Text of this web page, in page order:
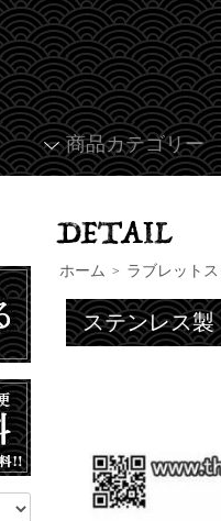
商品カテゴリー
ホーム > ラブレット
ステンレス製